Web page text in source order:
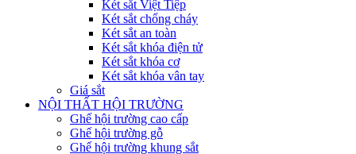
Két sắt Việt Tiệp
Két sắt chống cháy
Két sắt an toàn
Két sắt khóa điện tử
Két sắt khóa cơ
Két sắt khóa vân tay
Giá sắt
NỘI THẤT HỘI TRƯỜNG
Ghế hội trường cao cấp
Ghế hội trường gỗ
Ghế hội trường khung sắt